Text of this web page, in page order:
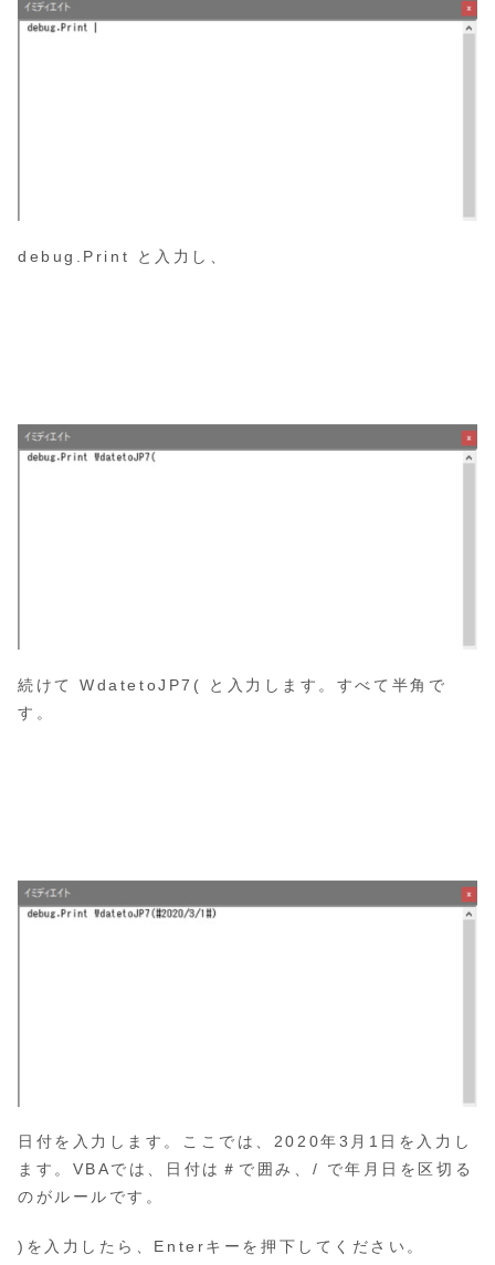
debug.Print と入力し、
続けて WdatetoJP7( と入力します。すべて半角で
す。
日付を入力します。ここでは、2020年3月1日を入力し
ます。VBAでは、日付は＃で囲み、/ で年月日を区切る
のがルールです。
)を入力したら、Enterキーを押下してください。